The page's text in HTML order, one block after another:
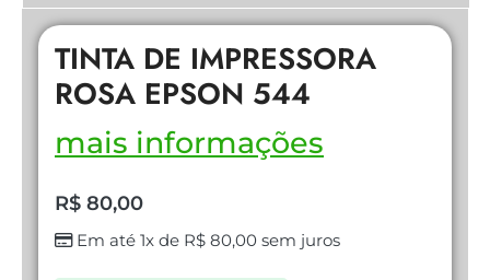
TINTA DE IMPRESSORA
ROSA EPSON 544
mais informações
R$ 80,00
Em até 1x de R$80,00sem juros